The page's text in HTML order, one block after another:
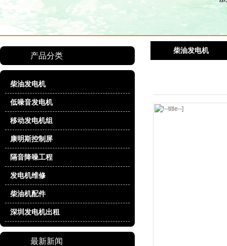
柴油机配件
深圳发电机出租
产品分类
柴油发电机
低噪音发电机
移动发电机组
康明斯控制屏
隔音降噪工程
发电机维修
柴油机配件
深圳发电机出租
最新新闻
柴油发电机